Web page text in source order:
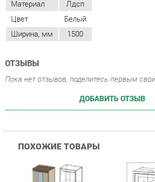
ОТЗЫВЫ
Пока нет отзывов, поделитесь первым своим